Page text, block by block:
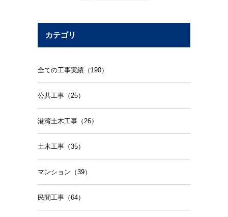
カテゴリ
全ての工事実績（190）
公共工事（25）
港湾土木工事（26）
土木工事（35）
マンション（39）
民間工事（64）